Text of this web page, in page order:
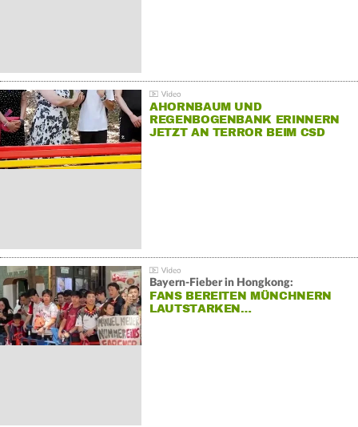
AHORNBAUM UND
REGENBOGENBANK ERINNERN
JETZT AN TERROR BEIM CSD
Bayern-Fieber in Hongkong:
FANS BEREITEN MÜNCHNERN
LAUTSTARKEN…